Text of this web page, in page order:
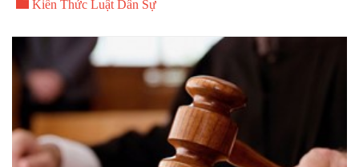
Kiến Thức Luật Dân Sự